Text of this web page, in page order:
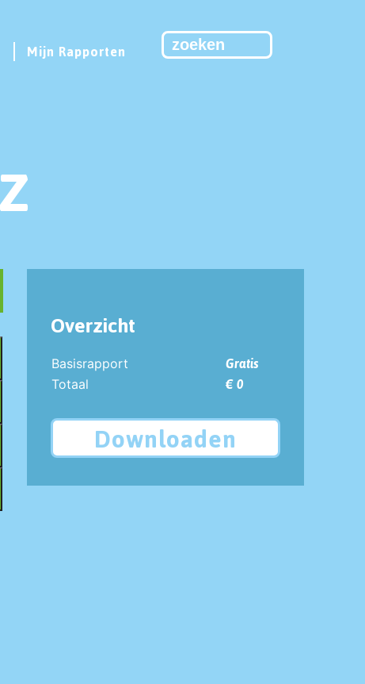
Mijn Rapporten
Overzicht
Basisrapport
Gratis
Totaal
€ 0
Downloaden